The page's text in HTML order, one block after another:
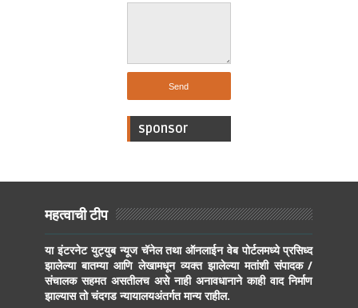
sponsor
महत्वाची टीप
या इंटरनेट युट्युब न्यूज चॅनेल तथा ऑनलाईन वेब पोर्टलमध्ये प्रसिध्द
झालेल्या बातम्या आणि लेखामधून व्यक्त झालेल्या मतांशी संपादक /
संचालक सहमत असतीलच असे नाही अनावधानाने काही वाद निर्माण
झाल्यास तो चंदगड न्यायालयअंतर्गत मान्य राहील.